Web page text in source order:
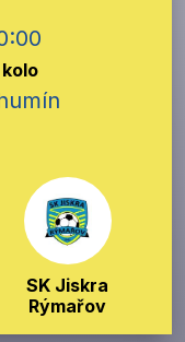
SK Jiskra
Rýmařov